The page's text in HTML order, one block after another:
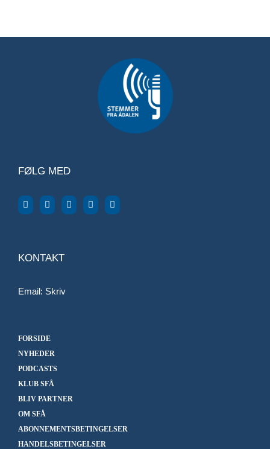
FØLG MED
KONTAKT
Email: Skriv
FORSIDE
NYHEDER
PODCASTS
KLUB SFÅ
BLIV PARTNER
OM SFÅ
ABONNEMENTSBETINGELSER
HANDELSBETINGELSER